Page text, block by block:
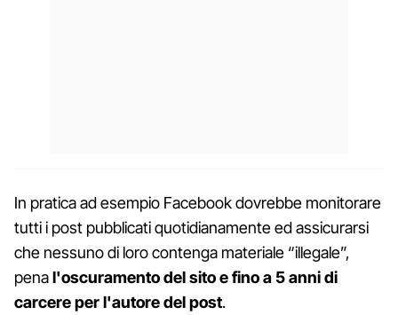
In pratica ad esempio Facebook dovrebbe monitorare
tutti i post pubblicati quotidianamente ed assicurarsi
che nessuno di loro contenga materiale “illegale”,
penal'oscuramento del sito e fino a 5 anni di
carcere per l'autore del post.